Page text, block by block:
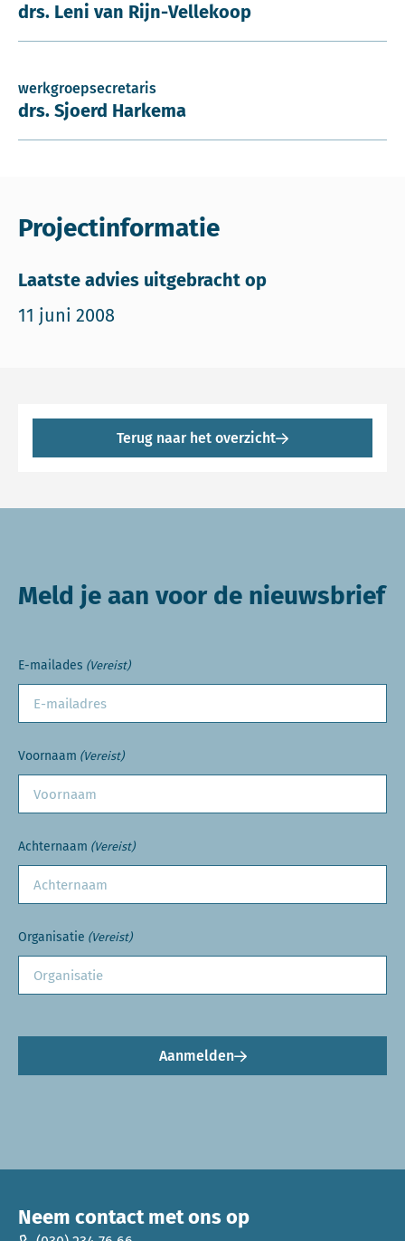
drs. Leni van Rijn-Vellekoop
werkgroepsecretaris
drs. Sjoerd Harkema
Projectinformatie
Laatste advies uitgebracht op
11 juni 2008
Terug naar het overzicht
Meld je aan voor de nieuwsbrief
E-mailades (Vereist)
Voornaam (Vereist)
Achternaam (Vereist)
Organisatie (Vereist)
Aanmelden
Neem contact met ons op